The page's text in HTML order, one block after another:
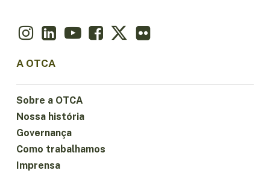
A OTCA
Sobre a OTCA
Nossa história
Governança
Como trabalhamos
Imprensa